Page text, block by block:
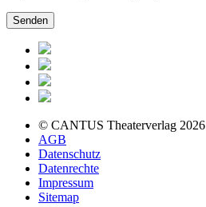
© CANTUS Theaterverlag 2026
AGB
Datenschutz
Datenrechte
Impressum
Sitemap